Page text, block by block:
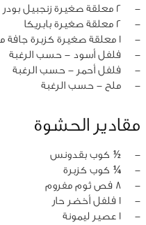
‏-
2 معلقة صغيرة زنجبيل بودر
‏-
2 معلقة صغيرة بابريكا
‏-
1 معلقة صغيرة كزبرة جافة مطحونة
‏-
فلفل أسود - حسب الرغبة
‏-
فلفل أحمر - حسب الرغبة
‏-
ملح - حسب الرغبة
مقادير الحشوة
‏-
½ كوب بقدونس
‏-
¼ كوب كزبرة
‏-
8 فص ثوم مفروم
‏-
1 فلفل أخضر حار
‏-
1 عصير ليمونة